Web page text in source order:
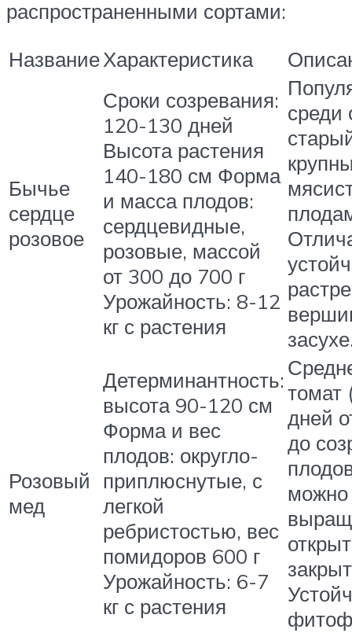
распространенными сортами:
НазваниеХарактеристика
Бычье
сердце
розовое
Сроки созревания:
120-130 дней
Высота растения
140-180 см Форма
и масса плодов:
сердцевидные,
розовые, массой
от 300 до 700 г
Урожайность: 8-12
кг с растения
среди
Розовый
мед
Детерминантность:
высота 90-120 см
Форма и вес
плодов: округло-
приплюснутые, с
легкой
ребристостью, вес
помидоров 600 г
Урожайность: 6-7
кг с растения
томат
дней
до
можно